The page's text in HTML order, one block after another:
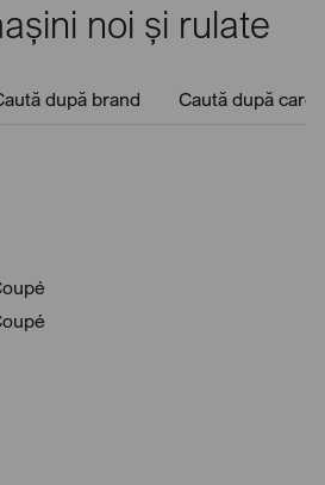
noi și rulate
după brand Caută după